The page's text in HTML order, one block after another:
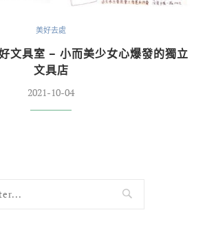
美好去處
文具室 – 小而美少女心爆發的獨立
文具店
2021-10-04